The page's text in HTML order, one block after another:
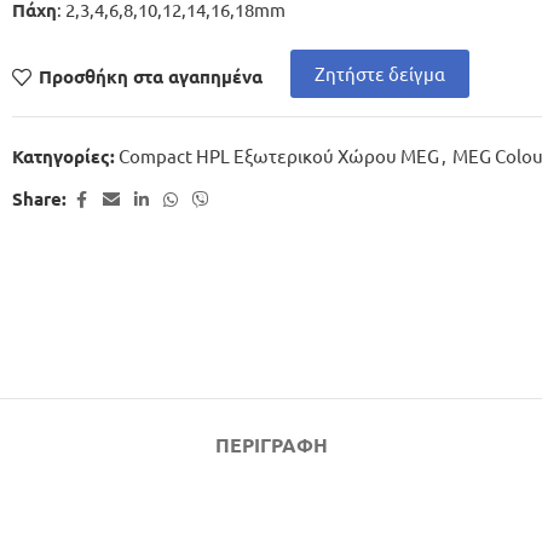
Πάχη: 2,3,4,6,8,10,12,14,16,18mm
Προσθήκη στα αγαπημένα Ζητήστε δείγμα
Κατηγορίες: Compact HPL Εξωτερικού Χώρου MEG , MEG
Share:
ΠΕΡΙΓΡΑΦΉ